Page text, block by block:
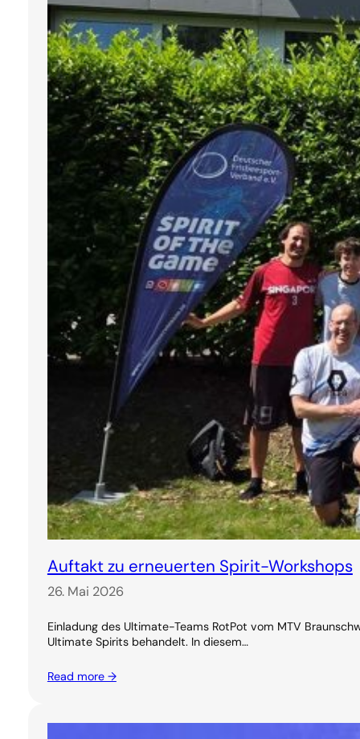
Auftakt zu erneuerten Spirit-Workshops
26. Mai 2026
Einladung des Ultimate-Teams RotPot vom MTV
Ultimate Spirits behandelt. In diesem…
Read more →